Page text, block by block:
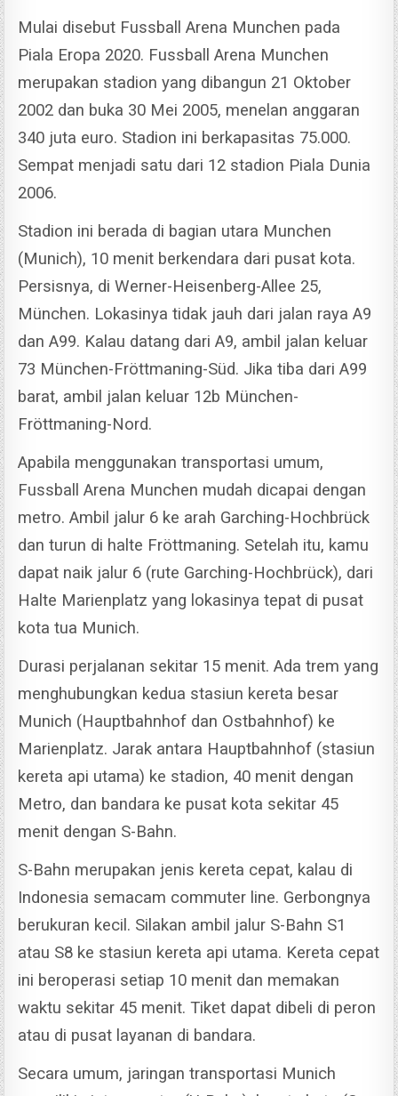
Mulai disebut Fussball Arena Munchen pada
Piala Eropa 2020. Fussball Arena Munchen
merupakan stadion yang dibangun 21 Oktober
2002 dan buka 30 Mei 2005, menelan anggaran
340 juta euro. Stadion ini berkapasitas 75.000.
Sempat menjadi satu dari 12 stadion Piala Dunia
2006.
Stadion ini berada di bagian utara Munchen
(Munich), 10 menit berkendara dari pusat kota.
Persisnya, di Werner-Heisenberg-Allee 25,
München. Lokasinya tidak jauh dari jalan raya A9
dan A99. Kalau datang dari A9, ambil jalan keluar
73 München-Fröttmaning-Süd. Jika tiba dari A99
barat, ambil jalan keluar 12b München-
Fröttmaning-Nord.
Apabila menggunakan transportasi umum,
Fussball Arena Munchen mudah dicapai dengan
metro. Ambil jalur 6 ke arah Garching-Hochbrück
dan turun di halte Fröttmaning. Setelah itu, kamu
dapat naik jalur 6 (rute Garching-Hochbrück), dari
Halte Marienplatz yang lokasinya tepat di pusat
kota tua Munich.
Durasi perjalanan sekitar 15 menit. Ada trem yang
menghubungkan kedua stasiun kereta besar
Munich (Hauptbahnhof dan Ostbahnhof) ke
Marienplatz. Jarak antara Hauptbahnhof (stasiun
kereta api utama) ke stadion, 40 menit dengan
Metro, dan bandara ke pusat kota sekitar 45
menit dengan S-Bahn.
S-Bahn merupakan jenis kereta cepat, kalau di
Indonesia semacam commuter line. Gerbongnya
berukuran kecil. Silakan ambil jalur S-Bahn S1
atau S8 ke stasiun kereta api utama. Kereta cepat
ini beroperasi setiap 10 menit dan memakan
waktu sekitar 45 menit. Tiket dapat dibeli di peron
atau di pusat layanan di bandara.
Secara umum, jaringan transportasi Munich